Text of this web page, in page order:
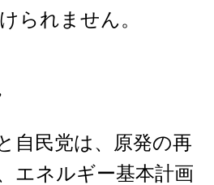
られません。
自民党は、原発の再
エネルギー基本計画